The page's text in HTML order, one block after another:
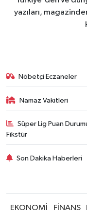
yazıları,
Nöbetçi Eczaneler
Namaz Vakitleri
Süper Lig Puan
Fikstür
Son Dakika Haberleri
EKONOMİ FİNANS